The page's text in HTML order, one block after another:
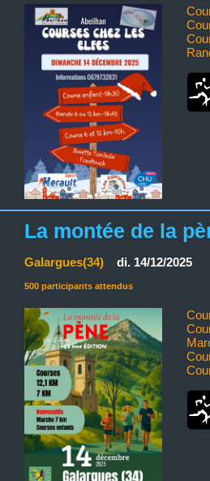
La montée de la
Galargues(34) di. 14/12/2025
500 participants attendus